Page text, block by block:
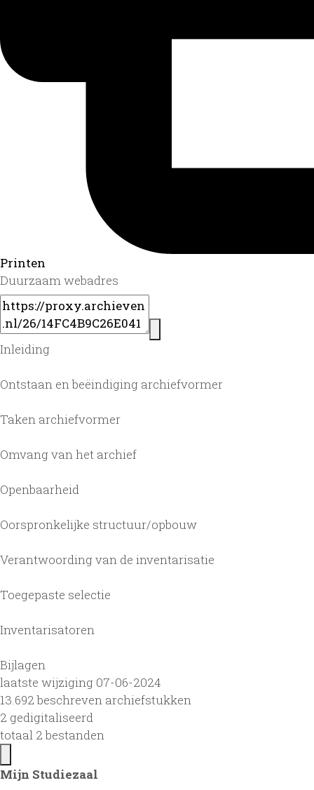
Printen
Duurzaam webadres
Inleiding
Ontstaan en beëindiging archiefvormer
Taken archiefvormer
Omvang van het archief
Openbaarheid
Oorspronkelijke structuur/opbouw
Verantwoording van de inventarisatie
Toegepaste selectie
Inventarisatoren
Bijlagen
laatste wijziging 07-06-2024
13.692 beschreven archiefstukken
2 gedigitaliseerd
totaal 2 bestanden
Mijn Studiezaal